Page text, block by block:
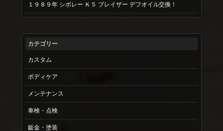
１９８９年 シボレー Ｋ５ ブレイザー デフオイル交換！
カテゴリー
カスタム
ボディケア
メンテナンス
車検・点検
鈑金・塗装